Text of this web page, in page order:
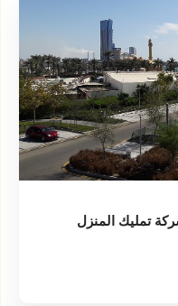
تمليك المنزل